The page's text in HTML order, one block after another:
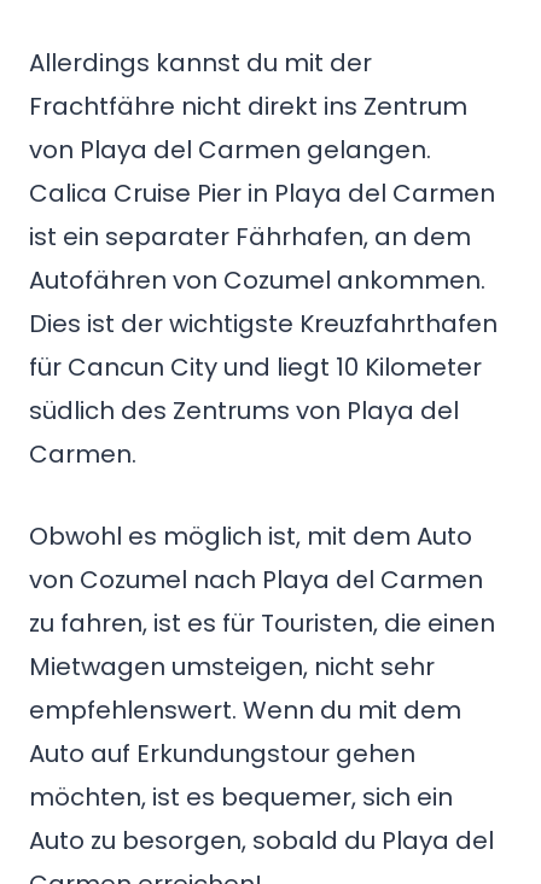
Allerdings kannst du mit der
Frachtfähre nicht direkt ins Zentrum
von Playa del Carmen gelangen.
Calica Cruise Pier in Playa del Carmen
ist ein separater Fährhafen, an dem
Autofähren von Cozumel ankommen.
Dies ist der wichtigste Kreuzfahrthafen
für Cancun City und liegt 10 Kilometer
südlich des Zentrums von Playa del
Carmen.
Obwohl es möglich ist, mit dem Auto
von Cozumel nach Playa del Carmen
zu fahren, ist es für Touristen, die einen
Mietwagen umsteigen, nicht sehr
empfehlenswert. Wenn du mit dem
Auto auf Erkundungstour gehen
möchten, ist es bequemer, sich ein
Auto zu besorgen, sobald du Playa del